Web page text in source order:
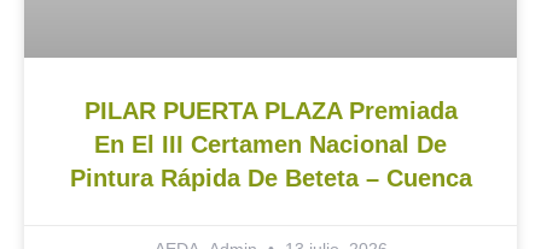
PILAR PUERTA PLAZA Premiada
En El III Certamen Nacional De
Pintura Rápida De Beteta – Cuenca